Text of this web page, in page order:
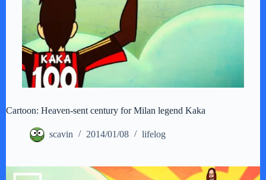
Cartoon: Heaven-sent century for Milan legend Kaka
scavin 2014/01/08 lifelog